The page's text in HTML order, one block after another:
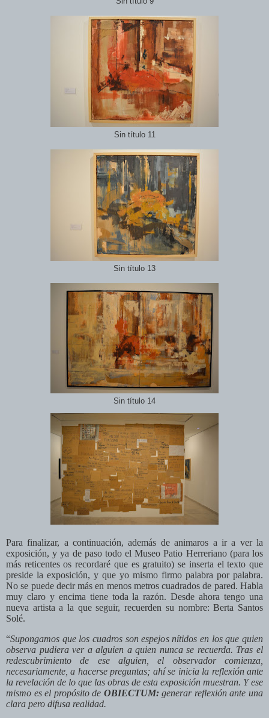
Sin título 11
Sin título 13
Sin título 14
Para finalizar, a continuación, además de animaros a ir a ver la
exposición, y ya de paso todo el Museo Patio Herreriano (para los
más reticentes os recordaré que es gratuito) se inserta el texto que
preside la exposición, y que yo mismo firmo palabra por palabra.
No se puede decir más en menos metros cuadrados de pared. Habla
muy claro y encima tiene toda la razón. Desde ahora tengo una
nueva artista a la que seguir, recuerden su nombre: Berta Santos
Solé.
“Supongamos que los cuadros son espejos nítidos en los que quien
observa pudiera ver a alguien a quien nunca se recuerda. Tras el
redescubrimiento de ese alguien, el observador comienza,
necesariamente, a hacerse preguntas; ahí se inicia la reflexión ante
la revelación de lo que las obras de esta exposición muestran. Y ese
mismo es el propósito de OBIECTUM:generar reflexión ante una
clara pero difusa realidad.